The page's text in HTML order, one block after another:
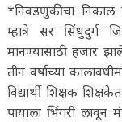
*निवडणुकीचा निकाल
म्हात्रे सर सिंधुदुर्ग
मानण्यासाठी हजार
तीन वर्षाच्या
विद्यार्थी शिक्षक
पायाला भिंगरी लावून